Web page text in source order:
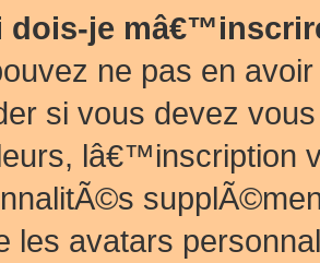
dois-je
ne pas en
si vous devez
lâ€™inscription
les avatars